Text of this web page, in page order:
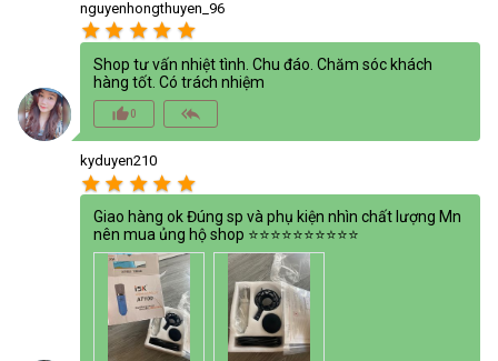
nguyenhongthuyen_96
star star star star star
Shop tư vấn nhiệt tình. Chu đáo. Chăm sóc khách
hàng tốt. Có trách nhiệm
thumb_up_alt0 reply_all
kyduyen210
star star star star star
Giao hàng ok Đúng sp và phụ kiện nhìn chất lượng Mn
nên mua ủng hộ shop ⭐️⭐️⭐️⭐️⭐️⭐️⭐️⭐️⭐️⭐️